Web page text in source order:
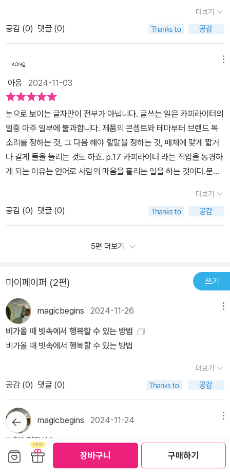
장바구니 구매하기
책이 얇은 편이지만 별 내용이 없을거라 생각한다면 큰 오산이다. 주
변 사람들에게 추천해주고 싶은 책이다. 책을 읽다 보니 어떤 한 문장
은 가슴속에 확- 와닿기도 했다. 아직 이 책을 읽어 보지 않은 분들이
라면 꼭 한번 읽어 보시길 추천드린다.ㅡ'흐름출판사'를 통해 도서 협
@hagonolza블로그 https://blog.naver.com/hagonolza84카
피라이터는 아름다운 표현을 찾기 위해 존재하는 것이 아닌 현실에
발을 딛고, 사람들의 피부 가까이 다가가기 위해 존재한다는 것을 다
시금 확인했어요. 가끔은 손이 아닌 발로 뛰며 그 제품을 쓰는 사람이
되어보고자 했던 행동도 당시엔 인지하지 못했지만 그 자리의 단어를
찾기 위함이었을 겁니다.- P83
는 다양한 질문을 던지고 답을 받았다. 같은 질문이라도 비슷한 듯 하
지만 모두 다르게 답하는 카피라이터들의 번뜩이는 재치를 느껴볼 수
있는 답변이 많았다. 물론 저자는 카피라이터들이 하는 일을 자세하
피라이터들이 어떤 생각으로 어떻게 일을 하고 있는 지 느껴볼 수 있
는 시간이었다.
다름없는 일인지도 모릅니다.⠀그렇게 사랑하는 사람들에게 자연스
럽게스며들고 싶은 우리의 마음은카피라이터와 많이 닮아 있어요.
요.⠀⠀⠀책의 말미에는 N명의 카피라이터의 인터뷰가실려 있어요.
현장에서 분투중인 카피라이터의소신과 철학을 볼 수 있어 더 좋았어
요.⠀⠀⠀⠀저는 이 책을계속 읽게 될 거에요.ദ്ദി´･֊･` )⠀⠀카피라이
터 준비 중이신 분카피라이터 일을 하지만 권태로운 분글쓰기 말하기
에 관심있는 분⠀모두 찐추천해요! 👍🏻👍🏻⠀⠀⠀⠀⠀*출판사로부터 도
서 제공받았지만 소신껏 작성했어요.⠀⠀⠀⠀⠀⠀⠀#호다닥이늦어져
서미안해요#도서협찬 #카피라이터의일#오하림 #흐름출판 사랑해
요!🧡⠀
그녀는 내가 좋아하는 소품들을 파는 샵의 카피라이터라고 했다. 그
런 그녀의 온라인 수업을 좋은 기회로 듣게 되었는데, 카피라이터란
한 문장으로 사람의 마음을 제대로 흔드는 직업을 가진 인류라는 생
각이 들었다. 소설처럼 길지도, 시처럼 함축적이지도 않은데 그 문장
내는 사람들.카피라이터에 대한 느낌을 적었으니, 카피라이터에 대한
사전적 의미도 알아야겠다. 카피라이터란 무엇인가?간단하다. 광고
의 글귀를 만드는 사람.책은 총 3부로 구성되어 있다. 1부 카피라이터
의 일2부 나를 만들었던 일3부 지금부터 해야 할 일제대로 쓰기 위해
지우는 게 많았다고 말하는 이 책의 작가는 11년을 카피라이터라는
직업으로 살아온 사람이다. 11년동안 겪어온 카피라이터의 노하우와
시행착오, 성장 등을 솔직하게 적어냈다. 이 책을 읽음으로써 내가 카
피라이터에게 인상깊었던 바로 그것. 아무나 할 수 있는 말로, 아무나
할 수 없는 말을 하는 이 직업군을 가진 사람들에 존경심을 표하게 되
이터 일을 지속하기 위해 그녀는 나를 만들어야 한다고 말한다. 뇌가
이라는 것, 모두가 보는 메시지부터 읽히지도 않는 메시지 모두를 작
성하지만 끈기 있게 쓴다는 것, 창작을 위해 적절한 스트레스를 친구
로 삼아야 한다는 것 등등 글을 쓰기 위해 많은 노력을 해야한다는 것
을 그녀를 통해 간접경험했다. (카피라이터님들 존경합니다. ㅜㅜ)가
장 마음에 들었던 문구는 ˝오로지 절반의 확신과 절반의 의심만이 스
스로를 나아가게 할 뿐입니다.˝라는 문장이다. 사람을 매료하는 문장
을 끊임없이 창작해야하는 사람도 이 문장 하나도 버티고 버텼다. 그
하지말고 엉망진창인 글이라도 계속해서 써나가야겠다. 지금 1회독
을 했다. 하지만 이 책은 가방에 가지고 다니며 두고두고 읽어볼 책이
다. 가볍지만 가볍지 않고, 무거운 것 같지만, 그렇다고 나를 침전시키
지 않는 책을 만났다. 카피라이터는 아니지만, 좀 더 나은 기록을 하는
데 도움이 될 것 같다. 카피라이터라는 직업에 대해 궁금하거나, 글을
잘 쓰는 방법을 알고 싶은 사람들이 읽으면 좋을 책이다. 출판사를 통
더보기
공감 (0) 댓글 (0)
아옹 2024-11-03
눈으로 보이는 글자만이 전부가 아닙니다. 글쓰는 일은 카피라이터의
일중 아주 일부에 불과합니다. 제품의 콘셉트와 테마부터 브랜드 목
소리를 정하는 것, 그 다음 해야 할말을 정하는 것, 매체에 맞게 짧거
나 길게 들을 늘리는 것도 하죠. p.17 카피라이터 라는 직업을 동경하
게 되는 이유는 언어로 사람의 마음을 홀리는 일을 하는 것이다.문장
인 것 같다. ​매일 수많은 언어들이 쏟아져나오고 새로운 창작과 제작 ,
창의가 나오는 사회에서 살아남는 문장을 만든다는것은 적어도 수많
은 고민과 경험의 결과물들이라고 생각한다​눈으로만 보이는 글자만
이 아닌 이 제품, 알리고자 하는 것에 대해 뻔하지 않은 표현으로 브랜
카피라이터는 얼마나 센스있고 얼마나 유행에 최신인가를 아는 사람
이라고 생각한다. ​그런 마음으로 오늘도 한 카피라이터는 단 하나의
사랑스러움을 찾으려 머리를 싸맵니다. 이 브랜드, 이 제품만이 지닌
이야기를 큰 소리로 외치면 들어 줄 사람이 어딘가엔 꼭 있을 거라 믿
으면서요. p. 21모든 브랜드에는 굳이 에 담긴 이야기가 있습니다. 봉
제선을 아래로 굳이 내린 의자 브랜드, 볼트 자국을 굳이 없앤 브랜드,
없앤 가구 브랜드는 사용자의 상황과 환경을 생각한다는 말을 전하는
것이겠죠. p.28 ​TBWA 카피라이터, 무신사 마케터 그리고 29CM
헤드 카피라이터가 되기까지… 삶을 지탱한 일과 딴짓 이야기 좋아하
는 브랜드(?) 인 무신사와 29cm 의 카피라이터 마케터를 했다고 해
서 처음 호기심에 읽게 되었는데, ​읽으면 읽을수록 카피라이터의 매
력에 빠지게 되었다. 이곳에 홍보되는 제품의 크고 작은 문구는 모두
카피라이터의 몫이다. 29CM의 헤드 카피라이터 오하림은 하루에 2
더보기
공감 (0) 댓글 (0)
5편 더보기
마이페이퍼 (2편) 쓰기
magicbegins 2024-11-26
비가올 때 빗속에서 행복할 수 있는 방법
비가올 때 빗속에서 행복할 수 있는 방법
더보기
공감 (0) 댓글 (0)
magicbegins 2024-11-24
“내가 알잖아.”
“내가 알잖아.”
뒤로가
기